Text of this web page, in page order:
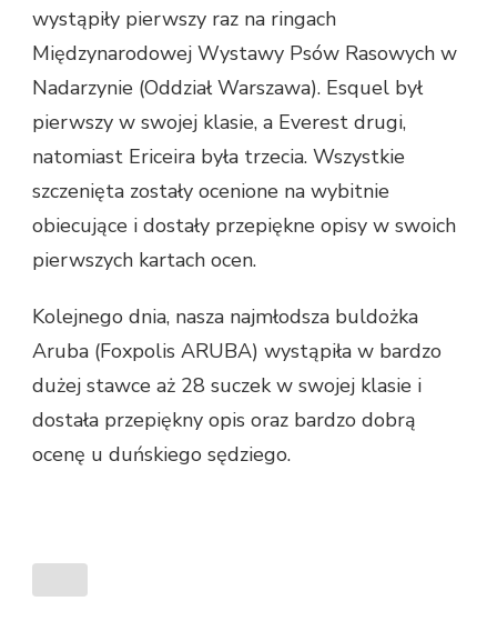
wystąpiły pierwszy raz na ringach
Międzynarodowej Wystawy Psów Rasowych w
Nadarzynie (Oddział Warszawa). Esquel był
pierwszy w swojej klasie, a Everest drugi,
natomiast Ericeira była trzecia. Wszystkie
szczenięta zostały ocenione na wybitnie
obiecujące i dostały przepiękne opisy w swoich
pierwszych kartach ocen.
Kolejnego dnia, nasza najmłodsza buldożka
Aruba (Foxpolis ARUBA) wystąpiła w bardzo
dużej stawce aż 28 suczek w swojej klasie i
dostała przepiękny opis oraz bardzo dobrą
ocenę u duńskiego sędziego.